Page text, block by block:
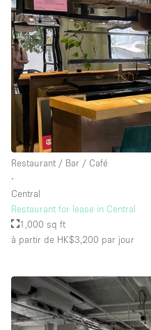
Restaurant / Bar / Café
∙
Central
Restaurant for lease in Central
1,000 sq ft
à partir de HK$3,200 par jour